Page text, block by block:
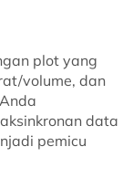
plot yang
volume, dan
data
pemicu